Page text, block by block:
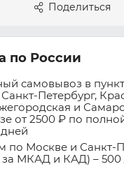
Поделиться
по России
самовывоз в
Петербург,
и
от 2500 ₽ по
по Москве и Санкт-
за МКАД и КАД) – 500